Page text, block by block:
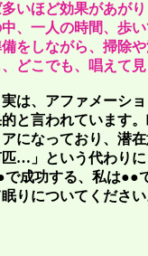
いほど効果があが
、一人の時間、歩
をしながら、掃除
どこでも、唱えて
は、アファメーシ
と言われています
になっており、潜
…」という代わりに
成功する、私は●●
りについてくださ